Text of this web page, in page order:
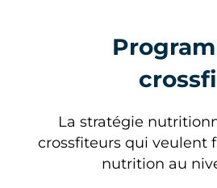
La stratégie
crossfiteurs qui veulent
nutrition au